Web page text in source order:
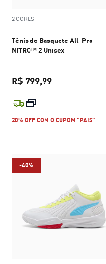
2 CORES
Tênis de Basquete All-Pro
NITRO™ 2 Unisex
R$ 799,99
preço atual
20% OFF COM O CUPOM "PAIS"
-40%